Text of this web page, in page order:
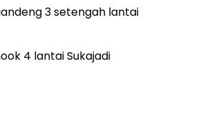
3 setengah lantai
4 lantai Sukajadi